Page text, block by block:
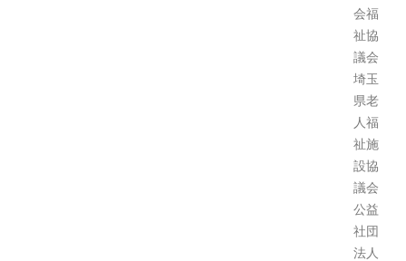
会福
祉協
議会
埼玉
県老
人福
祉施
設協
議会
公益
社団
法人